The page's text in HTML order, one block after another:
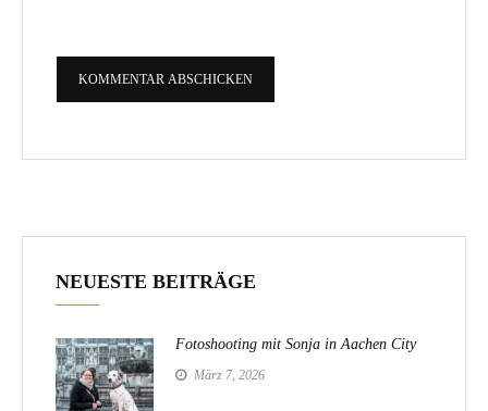
NEUESTE BEITRÄGE
Fotoshooting mit Sonja in Aachen City
März 7, 2026